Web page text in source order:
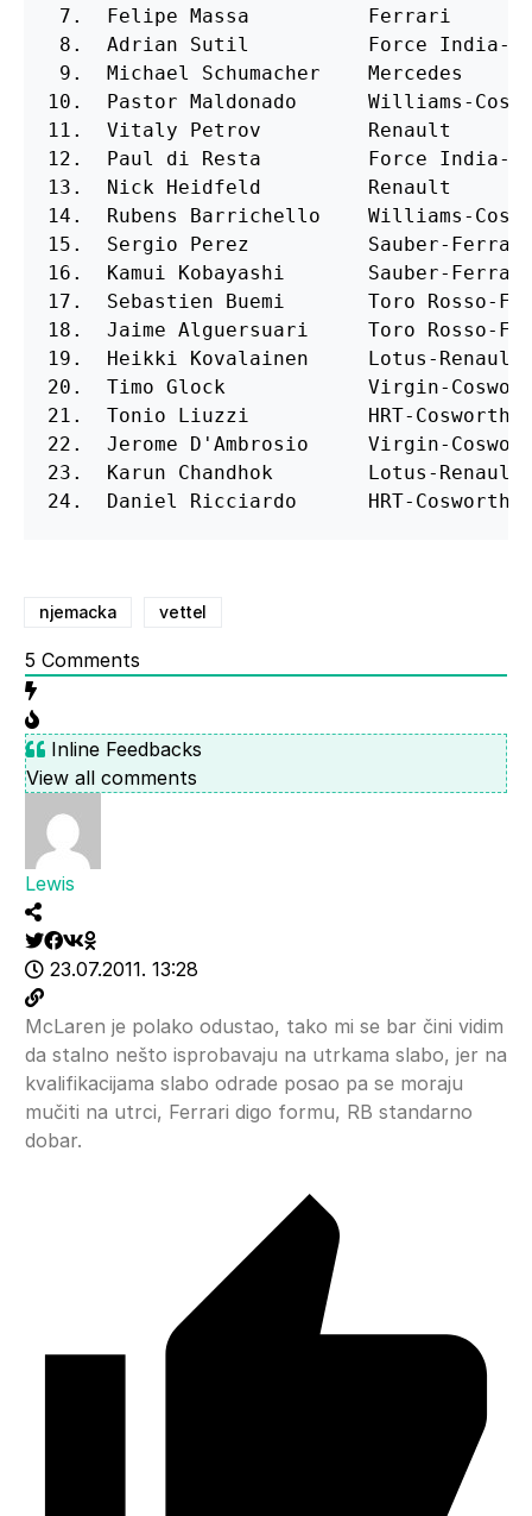
7.  Felipe Massa          Ferrari
8.  Adrian Sutil          Force India-
9.  Michael Schumacher    Mercedes
10.  Pastor Maldonado      Williams-
11.  Vitaly Petrov         Renault
12.  Paul di Resta         Force India-
13.  Nick Heidfeld         Renault
14.  Rubens Barrichello    Williams-
15.  Sergio Perez          Sauber-
16.  Kamui Kobayashi       Sauber-
17.  Sebastien Buemi       Toro Rosso-
18.  Jaime Alguersuari     Toro Rosso-
19.  Heikki Kovalainen     Lotus-
20.  Timo Glock            Virgin-
21.  Tonio Liuzzi          HRT-
22.  Jerome D'Ambrosio     Virgin-
23.  Karun Chandhok        Lotus-
24.  Daniel Ricciardo      HRT-
njemacka vettel
5 Comments
Inline Feedbacks
View all comments
Lewis
23.07.2011. 13:28
McLaren je polako odustao, tako mi se bar čini vidim
da stalno nešto isprobavaju na utrkama slabo, jer na
kvalifikacijama slabo odrade posao pa se moraju
mučiti na utrci, Ferrari digo formu, RB standarno
dobar.